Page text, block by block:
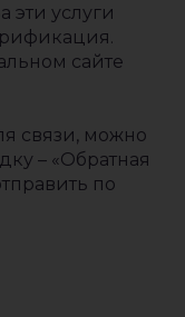
эти услуги
сайте
связи, можно
– «Обратная
по